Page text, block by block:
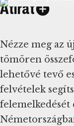
Átirat
Nézze meg az
tömören
lehetővé tevő
felvételek
felemelkedését